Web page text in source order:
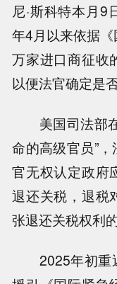
尼·斯科特本月9
年4月以来依据
万家进口商征收
以便法官确定是
美国司法部在
命的高级官员”
官无权认定政府
退还关税，退税
张退还关税权利的
2025年初重